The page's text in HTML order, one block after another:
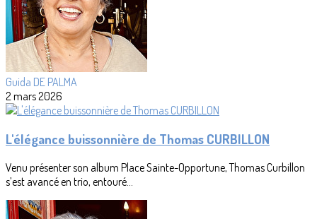
Guida DE PALMA
2 mars 2026
L'élégance buissonnière de Thomas CURBILLON
Venu présenter son album Place Sainte-Opportune, Thomas Curbillon
s’est avancé en trio, entouré...